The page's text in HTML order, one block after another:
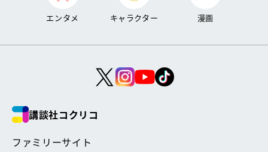
エンタメ キャラクター 漫画
講談社コクリコ
ファミリーサイト